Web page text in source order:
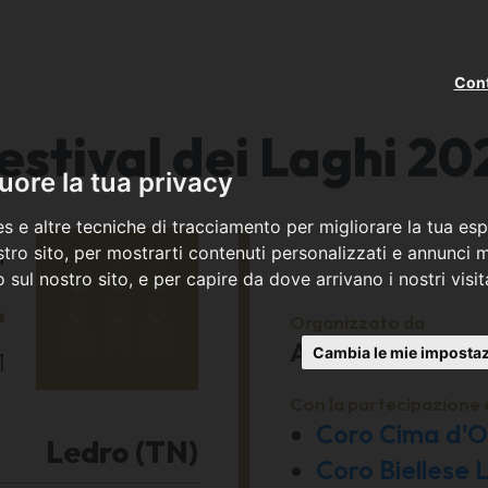
la tua privacy
e altre tecniche di tracciamento per migliorare la tua
sito, per mostrarti contenuti personalizzati e annunci
sul nostro sito, e per capire da dove arrivano i nostri
Cambia le mie
dei Laghi
Ledro (TN)
Acp - Usci -
Coro Cima
Coro Biellese